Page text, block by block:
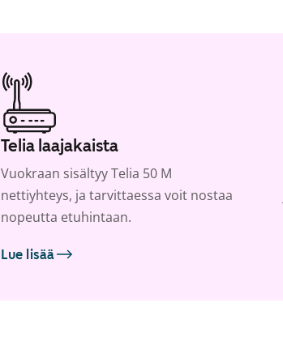
Telia laajakaista
Vuokraan sisältyy Telia 50 M
nettiyhteys, ja tarvittaessa voit nostaa
nopeutta etuhintaan.
Lue lisää